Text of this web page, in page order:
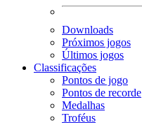
Downloads
Próximos jogos
Últimos jogos
Classificações
Pontos de jogo
Pontos de recorde
Medalhas
Troféus